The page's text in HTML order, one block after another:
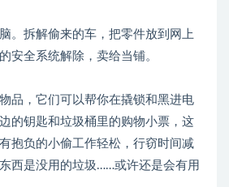
。拆解偷来的车，把零件放到网上
安全系统解除，卖给当铺。
品，它们可以帮你在撬锁和黑进电
的钥匙和垃圾桶里的购物小票，这
抱负的小偷工作轻松，行窃时间减
西是没用的垃圾……或许还是会有用